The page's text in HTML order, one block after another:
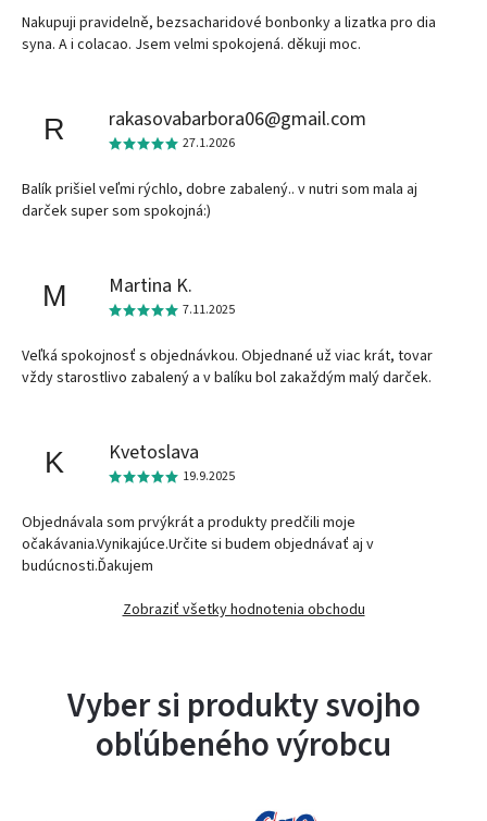
Nakupuji pravidelně, bezsacharidové bonbonky a lizatka pro dia
syna. A i colacao. Jsem velmi spokojená. děkuji moc.
R rakasovabarbora06@gmail.com
27.1.2026
Balík prišiel veľmi rýchlo, dobre zabalený.. v nutri som mala aj
darček super som spokojná:)
M Martina K.
7.11.2025
Veľká spokojnosť s objednávkou. Objednané už viac krát, tovar
vždy starostlivo zabalený a v balíku bol zakaždým malý darček.
K Kvetoslava
19.9.2025
Objednávala som prvýkrát a produkty predčili moje
očakávania.Vynikajúce.Určite si budem objednávať aj v
budúcnosti.Ďakujem
Zobraziť všetky hodnotenia obchodu
Vyber si produkty svojho
obľúbeného výrobcu